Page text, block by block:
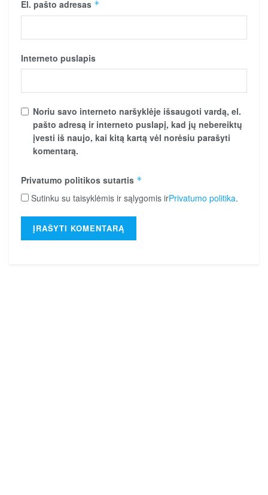
El. pašto adresas *
Interneto puslapis
Noriu savo interneto naršyklėje išsaugoti vardą, el.
pašto adresą ir interneto puslapį, kad jų nebereiktų
įvesti iš naujo, kai kitą kartą vėl norėsiu parašyti
komentarą.
Privatumo politikos sutartis *
Sutinku su taisyklėmis ir sąlygomis irPrivatumo politika.